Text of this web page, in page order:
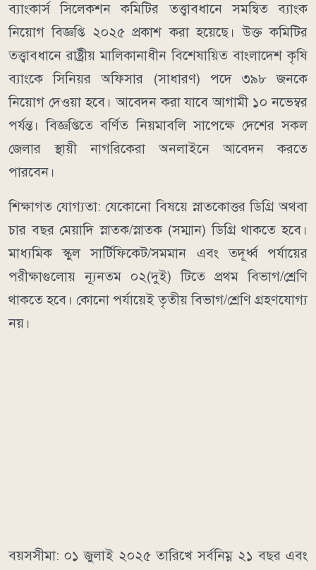
ব্যাংকার্স সিলেকশন কমিটির তত্ত্বাবধানে সমন্বিত ব্যাংক
নিয়োগ বিজ্ঞপ্তি ২০২৫ প্রকাশ করা হয়েছে। উক্ত কমিটির
তত্ত্বাবধানে রাষ্ট্রীয় মালিকানাধীন বিশেষায়িত বাংলাদেশ কৃষি
ব্যাংকে সিনিয়র অফিসার (সাধারণ) পদে ৩৯৮ জনকে
নিয়োগ দেওয়া হবে। আবেদন করা যাবে আগামী ১০ নভেম্বর
পর্যন্ত। বিজ্ঞপ্তিতে বর্ণিত নিয়মাবলি সাপেক্ষে দেশের সকল
জেলার স্থায়ী নাগরিকেরা অনলাইনে আবেদন করতে
পারবেন।
শিক্ষাগত যোগ্যতা: যেকোনো বিষয়ে স্নাতকোত্তর ডিগ্রি অথবা
চার বছর মেয়াদি স্নাতক/স্নাতক (সম্মান) ডিগ্রি থাকতে হবে।
মাধ্যমিক স্কুল সার্টিফিকেট/সমমান এবং তদূর্ধ্ব পর্যায়ের
পরীক্ষাগুলোয় ন্যূনতম ০২(দুই) টিতে প্রথম বিভাগ/শ্রেণি
থাকতে হবে। কোনো পর্যায়েই তৃতীয় বিভাগ/শ্রেণি গ্রহণযোগ্য
নয়।
বয়সসীমা: ০১ জুলাই ২০২৫ তারিখে সর্বনিম্ন ২১ বছর এবং